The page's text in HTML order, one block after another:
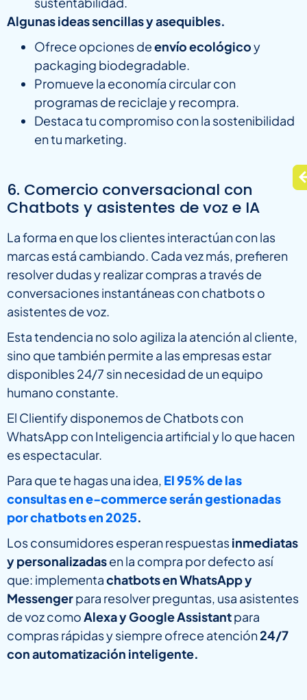
Algunas ideas sencillas y asequibles.
Ofrece opciones deenvío ecológicoy
packaging biodegradable.
Promueve la economía circular con
programas de reciclaje y recompra.
Destaca tu compromiso con la sostenibilidad
en tu marketing.
6. Comercio conversacional con
Chatbots y asistentes de voz e IA
La forma en que los clientes interactúan con las
marcas está cambiando. Cada vez más, prefieren
resolver dudas y realizar compras a través de
conversaciones instantáneas con chatbots o
asistentes de voz.
Esta tendencia no solo agiliza la atención al cliente,
sino que también permite a las empresas estar
disponibles 24/7 sin necesidad de un equipo
humano constante.
El Clientify disponemos de Chatbots con
WhatsApp con Inteligencia artificial y lo que hacen
es espectacular.
Para que te hagas una idea, El 95% de las
consultas en e-commerce serán gestionadas
por chatbots en 2025.
Los consumidores esperan respuestasinmediatas
y personalizadasen la compra por defecto así
que: implementachatbots en WhatsApp y
Messengerpara resolver preguntas, usa asistentes
de voz comoAlexa y Google Assistantpara
compras rápidas y siempre ofrece atención24/7
con automatización inteligente.